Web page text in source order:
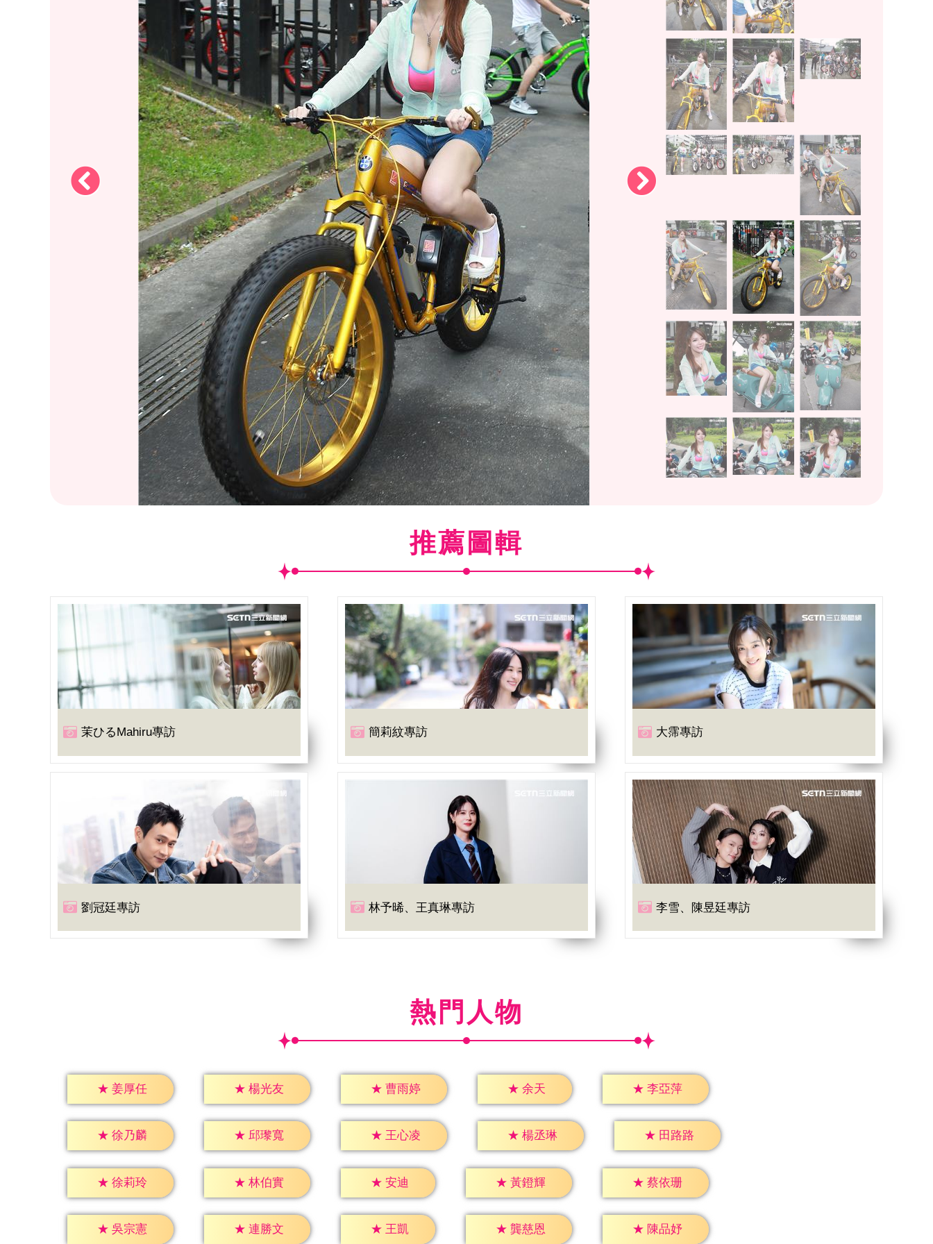
(14/24)
推薦圖輯
茉ひるMahiru專訪 簡莉紋專訪 大霈專訪
劉冠廷專訪 林予晞、王真琳專訪 李雪、陳昱廷專訪
熱門人物
★ 姜厚任 ★ 楊光友 ★ 曹雨婷 ★ 余天 ★ 李亞萍
★ 徐乃麟 ★ 邱瓈寬 ★ 王心凌 ★ 楊丞琳 ★ 田路路
★ 徐莉玲 ★ 林伯實 ★ 安迪 ★ 黃鐙輝 ★ 蔡依珊
★ 吳宗憲 ★ 連勝文 ★ 王凱 ★ 龔慈恩 ★ 陳品妤